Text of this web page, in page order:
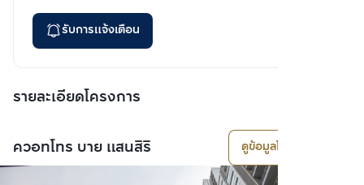
รับการแจ้งเตือน
รายละเอียดโครงการ
ควอทโทร บาย แสนสิริ ดูข้อมูลโครงการ